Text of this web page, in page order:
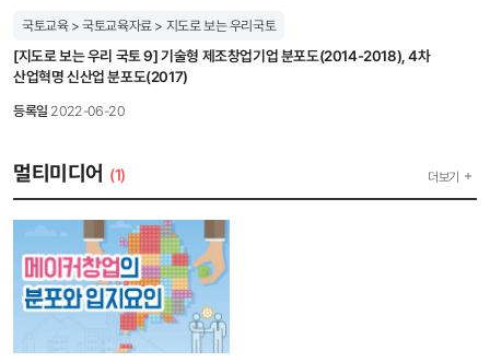
이해하고, 연구에 담아내고자 하였다. 물론 모든 청년들이 이런 트렌드에 동의하거나
불안감과 정서, 욕구 등을 이해하는 데 많은 도움이 되었다. KRIHS: 연구수행 시 보람을
느꼈거나 아쉬웠던 점은? 이길제: 이 연구를 하면서 개인적으로 설정했던 가장 큰 목표는
청년 주거문제 및 주거정책과 관련해서 지금까지 논의되었던 여러 이슈나 기존에
연구는 어느 정도 성과가 있었다고 생각하며, 보람도 느낄 수 있었다. 하지만, 청년 주거문제
해결에 관해서는 큰 틀에서의 방향만 제시하였고, 구체적인 정책대안을 제시하지는
이길제: 이번 연구에서 제안한 비전을 실현하기 위해, 청년의 취업·창업 정책과 주거지원을
물리적·제도적으로 통합해 제공하는 실질적인 정책 연계 모델을 좀 더 깊이 연구하고 싶다.
아울러 비수도권 청년의 유출을 막고 지역 정착을 유도하기 위해 귀농·창업 청년 등의
특수한 수요를 반영한 지역 맞춤형 로컬 주거지원 전략, 그리고 전월세 보증금 대출 중심의
지원이 가계부채와 임대료 상승에 미친 영향을 계량적으로 분석해 부채에 의존하지 않는
지속 가능한 주거비 보조 시스템을 설계하는 연구도 이어가고 싶다. 장기적으로는 특정 연령
기준에 얽매이지 않고 생애주기적 위험과 개인의 주거 욕구에 유연하게 대응할 수 있는
간 유연한 협력체계 구축으로 거점지역 고차서비스 기능 확충 및 접근성 강화 ◦ (다양성과
혁신성을 강화할 수 있는 일자리 생태계 조성) 광역권 내 지방 대도시를 거점으로 지역산업
체질개선과 안정성을 위한 일자리 다양성 강화, 청년과 여성을 포함한 다양한 계층이 장기적
창의적인 근로환경 조성을 위한 제도적 지원, 산업, 주거문화, 복지가 유기적으로 결합된
혁신인재 양성거점으로 활용
(소매업 및 음식 주점업 월매출액(2021), 총수입금액(2020), 카드이용금액(2021)) +
생산활력도(사업체 매출액(2020),사업체 개수(2020),일자리수(2022.10),창업률(2020))
데이터별 상세한 출처 및 기준시점은 인터랙티브 리포트 웹페이지에서 확인 가능 산출방법:
파악하기 위해 지표별 값을 표준화. 표준화 점수는 각 지표변량을 선형표준화하여
값을 계산하여, 각 영역별 활력지수를 산출하고 순위를 산정 각 영역별 점수값을 합산하고
동일가중치를 적용하여 평균점수를 구하여 지역활력지수를 산출 지역활력지수 종합
인구활력도 소비활력도 생산활력도 작성:국토연구원 이영주 연구위원(leeyj@krihs.re.kr),
임은선 선임연구위원(esim@krihs.re.kr) 자료: 1)국토연구원 인터랙티브 리포트, 지역경제
활력도가 높은 지역은 어디?
http://interactive.mangosystem.com/interactive/vitalityindex/index.html 2)이영주,
임은선,정우성,2022. 지역경제 모니터링을 위한 지역활력지수 개발 및 활용방안, 세종:
국토연구원
국토교육 > 국토교육자료 > 지도로 보는 우리국토
[지도로 보는 우리 국토 9] 기술형 제조창업기업 분포도(2014-2018), 4차
산업혁명 신산업 분포도(2017)
등록일 2022-06-20
멀티미디어 (1) 더보기